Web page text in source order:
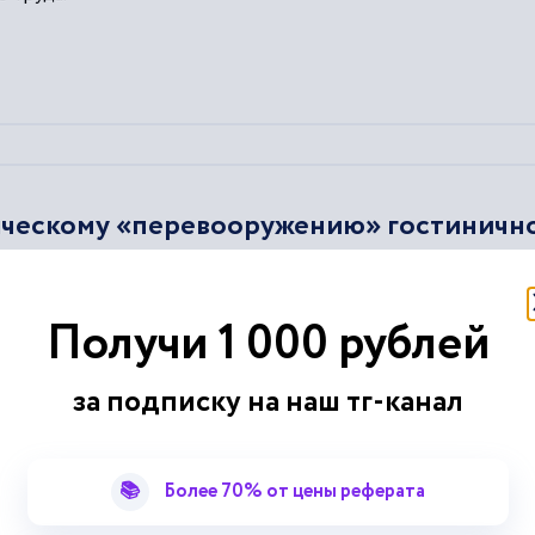
«перевооружению»
гостиничного предприятия
мероприятий
, который может проводиться для
предприятия Техническоеперевооружение
направлений.
Получи 1 000 рублей
за подписку на наш тг-канал
📚 Более 70% от цены реферата